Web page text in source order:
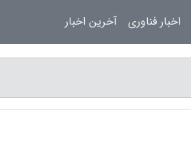
اخبار فناوری آخرین اخبار